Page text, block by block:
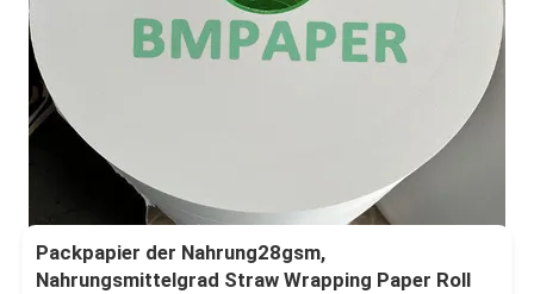
Packpapier der Nahrung28gsm,
Nahrungsmittelgrad Straw Wrapping Paper Roll